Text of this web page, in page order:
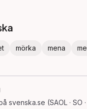
mörka mena
svenska.se (SAOL · SO